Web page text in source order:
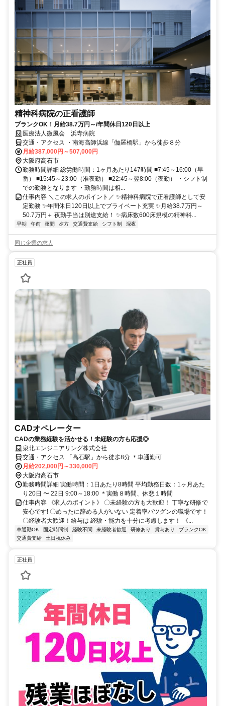
精神科病院の正看護師
ブランクOK！月給38.7万円～/年間休日120日以上
医療法人微風会 浜寺病院
交通・アクセス ・南海高師浜線「伽羅橋駅」から徒歩８分
月給387,000円～507,000円
大阪府高石市
勤務時間詳細 総労働時間：1ヶ月あたり147時間 ■7:45～16:00（早
番） ■15:45～23:00（准夜勤） ■22:45～翌8:00（夜勤） ・シフト制
での勤務となります ・勤務時間は相...
仕事内容 ＼この求人のポイント／ ✨精神科病院で正看護師として安
定勤務 ✨年間休日120日以上でプライベート充実 ✨月給38.7万円～
50.7万円＋ 夜勤手当は別途支給！ ✨病床数600床規模の精神科...
早朝 午前 夜間 夕方 交通費支給 シフト制 深夜
同じ企業の求人
正社員
CADオペレーター
CADの業務経験を活かせる！未経験の方も応援◎
泉北エンジニアリング株式会社
交通・アクセス 「高石駅」から徒歩8分 ＊車通勤可
月給202,000円～330,000円
大阪府高石市
勤務時間詳細 実働時間：1日あたり8時間 平均勤務日数：1ヶ月あた
り20日 〜 22日 9:00～18:00 ＊実働８時間、休憩１時間
仕事内容 《求人のポイント》 〇未経験の方も大歓迎！ 丁寧な研修で
安心です! 〇めったに辞める人がいない 定着率バツグンの職場です！
〇経験者大歓迎！給与は 経験・能力を十分に考慮します！ 《...
車通勤OK 固定時間制 経験不問 未経験者歓迎 研修あり 賞与あり
ブランクOK
交通費支給
土日祝休み
正社員